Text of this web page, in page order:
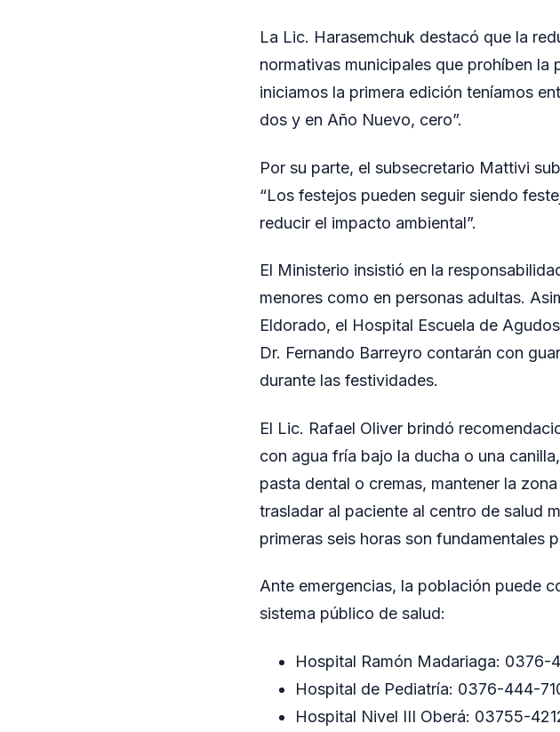
La Lic. Harasemchuk destacó que la
normativas municipales que prohíben
iniciamos la primera edición teníamos
dos y en Año Nuevo, cero”.
Por su parte, el subsecretario Mattivi
“Los festejos pueden seguir siendo
reducir el impacto ambiental”.
El Ministerio insistió en la
menores como en personas adultas.
Eldorado, el Hospital Escuela de
Dr. Fernando Barreyro contarán con
durante las festividades.
El Lic. Rafael Oliver brindó
con agua fría bajo la ducha o una
pasta dental o cremas, mantener la
trasladar al paciente al centro de salud
primeras seis horas son fundamentales
Ante emergencias, la población puede
sistema público de salud:
Hospital Ramón Madariaga: 0376-
Hospital de Pediatría: 0376-444-
Hospital Nivel III Oberá: 03755-